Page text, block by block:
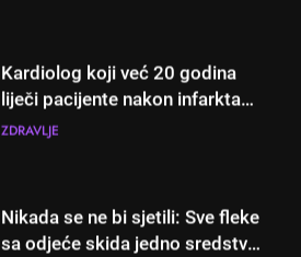
dana!
Nikada se ne bi sjetili: Sve fleke
sa odjeće skida jedno sredstvo
koje svi imamo u kući
OSTALO
Čaj od lovora i cimeta – prirodni
napitak za svakodnevnu rutinu